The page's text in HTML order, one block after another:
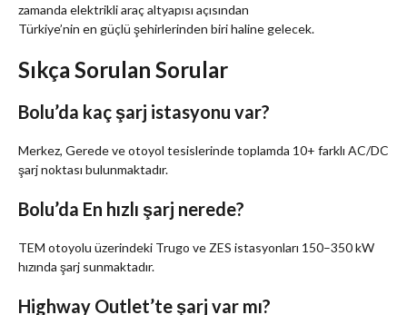
zamanda elektrikli araç altyapısı açısından
Türkiye’nin en güçlü şehirlerinden biri haline gelecek.
Sıkça Sorulan Sorular
Bolu’da kaç şarj istasyonu var?
Merkez, Gerede ve otoyol tesislerinde toplamda 10+ farklı AC/DC
şarj noktası bulunmaktadır.
Bolu’da En hızlı şarj nerede?
TEM otoyolu üzerindeki Trugo ve ZES istasyonları 150–350 kW
hızında şarj sunmaktadır.
Highway Outlet’te şarj var mı?